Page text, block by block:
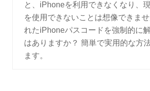
と、iPhoneを利用できなくなり、
を使用できないことは想像できま
れたiPhoneパスコードを強制的に
はありますか？ 簡単で実用的な方
ます。